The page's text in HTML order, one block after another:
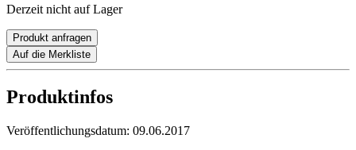
Derzeit nicht auf Lager
Produkt anfragen
Auf die Merkliste
Produktinfos
Veröffentlichungsdatum: 09.06.2017